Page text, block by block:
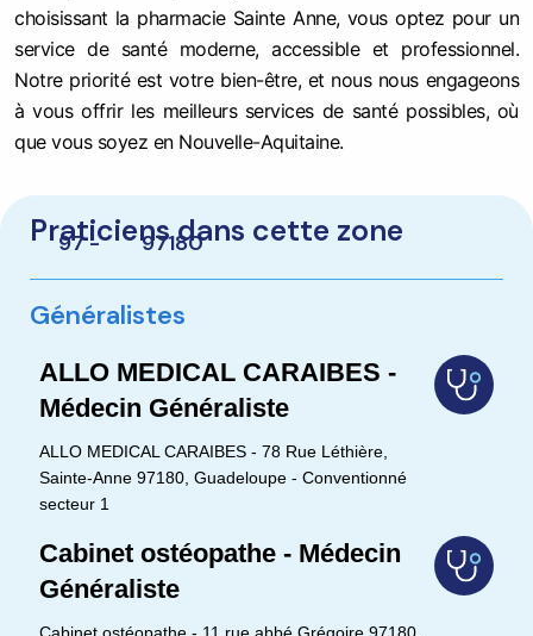
choisissant la pharmacie Sainte Anne, vous optez pour un
service de santé moderne, accessible et professionnel.
Notre priorité est votre bien-être, et nous nous engageons
à vous offrir les meilleurs services de santé possibles, où
que vous soyez en Nouvelle-Aquitaine.
Praticiens dans cette zone
97 - 97180
Généralistes
ALLO MEDICAL CARAIBES -
Médecin Généraliste
ALLO MEDICAL CARAIBES - 78 Rue Léthière,
Sainte-Anne 97180, Guadeloupe - Conventionné
secteur 1
Cabinet ostéopathe - Médecin
Généraliste